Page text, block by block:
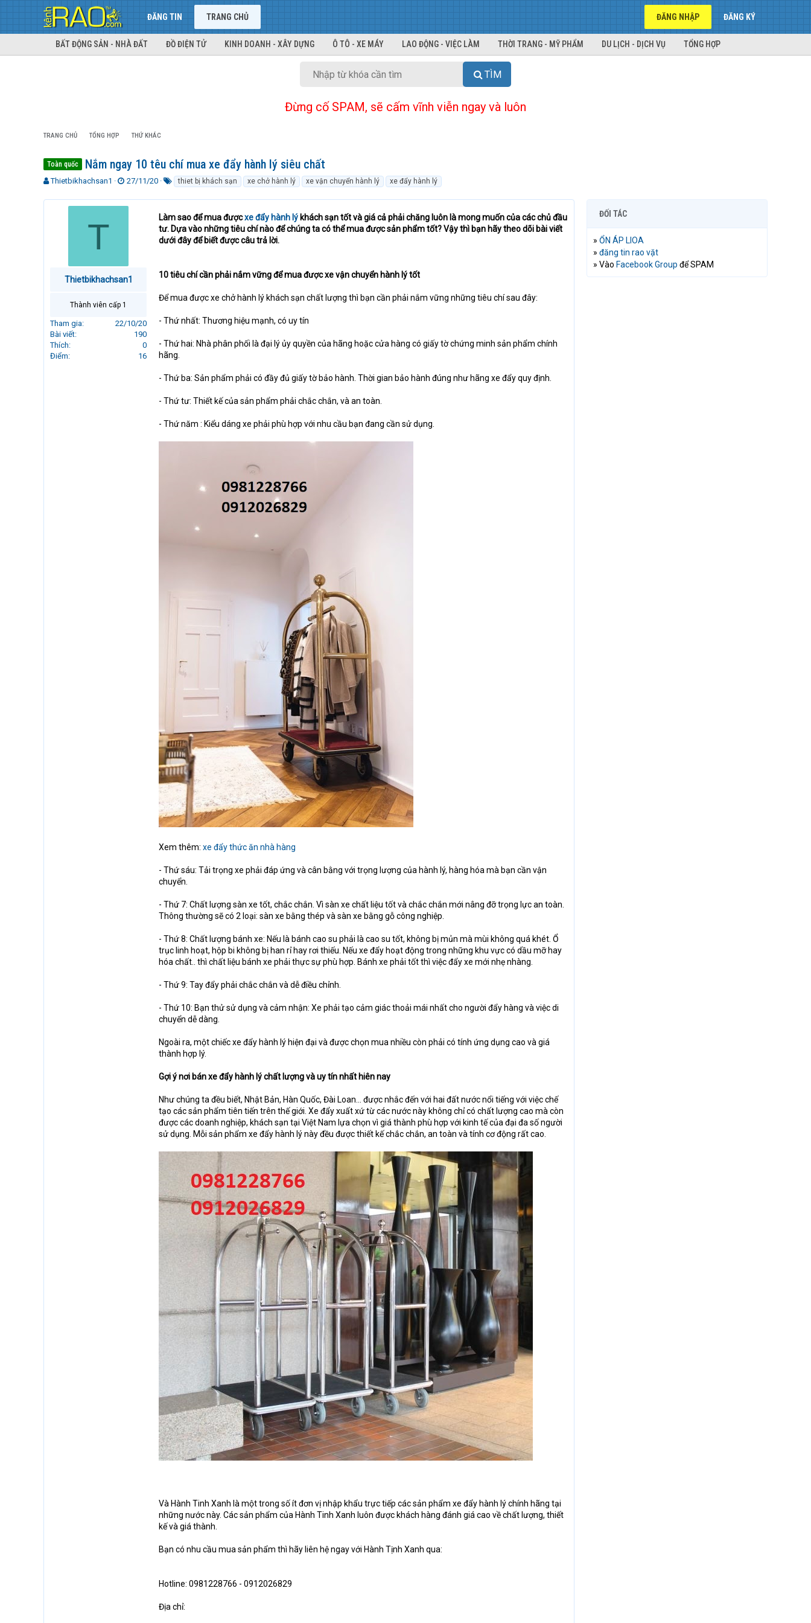
ĐĂNG TIN TRANG CHỦ ĐĂNG NHẬP ĐĂNG KÝ
BẤT ĐỘNG SẢN - NHÀ ĐẤT ĐỒ ĐIỆN TỬ KINH DOANH - XÂY DỰNG Ô TÔ - XE MÁY LAO ĐỘNG - VIỆC LÀM THỜI TRANG - MỸ PHẨM DU LỊCH - DỊCH VỤ TỔNG HỢP
TÌM
Đừng cố SPAM, sẽ cấm vĩnh viễn ngay và luôn
TRANG CHỦ TỔNG HỢP THỨ KHÁC
Toàn quốc Nắm ngay 10 têu chí mua xe đẩy hành lý siêu chất
T
r
Thietbikhachsan1
N
à
27/11/20
k
h
ó
a
thiet bị khách sạn xe chở hành lý xe vận chuyển hành lý xe đẩy hành lý
T
Thietbikhachsan1
Thành viên cấp 1
Tham gia
22/10/20
Bài viết
190
Thích
0
Điểm
16
Làm sao để mua đượcxe đẩy hành lý khách sạn tốt và giá cả phải chăng luôn là mong muốn của các chủ đầu
tư. Dựa vào những tiêu chí nào để chúng ta có thể mua được sản phẩm tốt? Vậy thì bạn hãy theo dõi bài viết
dưới đây để biết được câu trả lời.
10 tiêu chí cần phải nắm vững để mua được xe vận chuyển hành lý tốt
Để mua được xe chở hành lý khách sạn chất lượng thì bạn cần phải nắm vững những tiêu chí sau đây:
- Thứ nhất: Thương hiệu mạnh, có uy tín
- Thứ hai: Nhà phân phối là đại lý ủy quyền của hãng hoặc cửa hàng có giấy tờ chứng minh sản phẩm chính
hãng.
- Thứ ba: Sản phẩm phải có đầy đủ giấy tờ bảo hành. Thời gian bảo hành đúng như hãng xe đẩy quy định.
- Thứ tư: Thiết kế của sản phẩm phải chắc chắn, và an toàn.
- Thứ năm : Kiểu dáng xe phải phù hợp với nhu cầu bạn đang cần sử dụng.
Xem thêm: xe đẩy thức ăn nhà hàng
- Thứ sáu: Tải trọng xe phải đáp ứng và cân bằng với trọng lượng của hành lý, hàng hóa mà bạn cần vận
chuyển.
- Thứ 7: Chất lượng sàn xe tốt, chắc chắn. Vì sàn xe chất liệu tốt và chắc chắn mới nâng đỡ trọng lực an toàn.
Thông thường sẽ có 2 loại: sàn xe bằng thép và sàn xe bằng gỗ công nghiệp.
- Thứ 8: Chất lượng bánh xe: Nếu là bánh cao su phải là cao su tốt, không bị mủn mà mùi không quá khét. Ổ
trục linh hoạt, hộp bi không bị han rỉ hay rơi thiếu. Nếu xe đẩy hoạt động trong những khu vực có dầu mỡ hay
hóa chất.. thì chất liệu bánh xe phải thực sự phù hợp. Bánh xe phải tốt thì việc đẩy xe mới nhẹ nhàng.
- Thứ 9: Tay đẩy phải chắc chắn và dễ điều chỉnh.
- Thứ 10: Bạn thử sử dụng và cảm nhận: Xe phải tạo cảm giác thoải mái nhất cho người đẩy hàng và việc di
chuyển dễ dàng.
Ngoài ra, một chiếc xe đẩy hành lý hiện đại và được chọn mua nhiều còn phải có tính ứng dụng cao và giá
thành hợp lý.
Gợi ý nơi bán xe đẩy hành lý chất lượng và uy tín nhất hiên nay
Như chúng ta đều biết, Nhật Bản, Hàn Quốc, Đài Loan… được nhắc đến với hai đất nước nổi tiếng với việc chế
tạo các sản phẩm tiên tiến trên thế giới. Xe đẩy xuất xứ từ các nước này không chỉ có chất lượng cao mà còn
được các doanh nghiệp, khách sạn tại Việt Nam lựa chọn vì giá thành phù hợp với kinh tế của đại đa số người
sử dụng. Mỗi sản phẩm xe đẩy hành lý này đều được thiết kế chắc chắn, an toàn và tính cơ động rất cao.
Và Hành Tinh Xanh là một trong số ít đơn vị nhập khẩu trực tiếp các sản phẩm xe đẩy hành lý chính hãng tại
những nước này. Các sản phẩm của Hành Tinh Xanh luôn được khách hàng đánh giá cao về chất lượng, thiết
kế và giá thành.
Bạn có nhu cầu mua sản phẩm thì hãy liên hệ ngay với Hành Tịnh Xanh qua:
Hotline: 0981228766 - 0912026829
Địa chỉ:
ĐỐI TÁC
» ỔN ÁP LIOA
» đăng tin rao vặt
» Vào Facebook Group để SPAM